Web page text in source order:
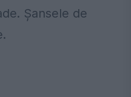
Șansele de